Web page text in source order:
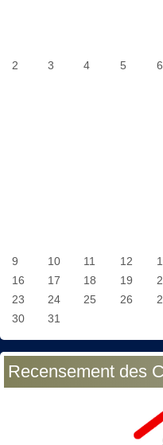
2 3 4 5 6
9
10 11 12
16
17 18 19
23
24 25 26
30
31
Recensement des